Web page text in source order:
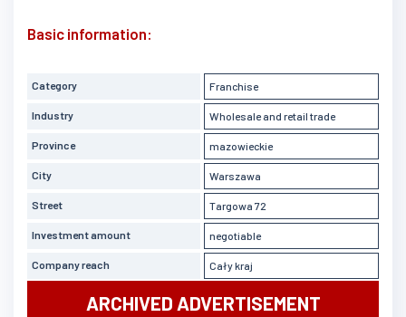
Basic information:
Category Franchise
Industry Wholesale and retail trade
Province mazowieckie
City Warszawa
Street Targowa 72
Investment amount negotiable
Company reach Cały kraj
ARCHIVED ADVERTISEMENT